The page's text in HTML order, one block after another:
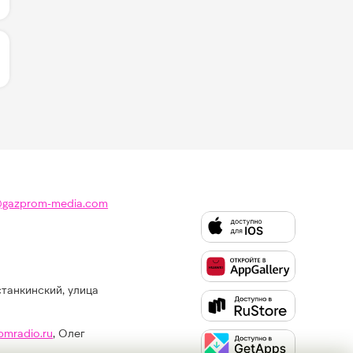
ЛАЙКОВ ЗА "SWIM - BTS":
media.com
улица
, Олег